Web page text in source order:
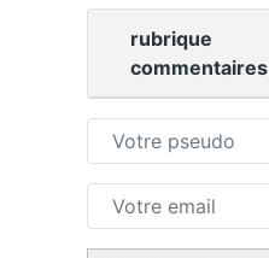
rubrique
commentaires